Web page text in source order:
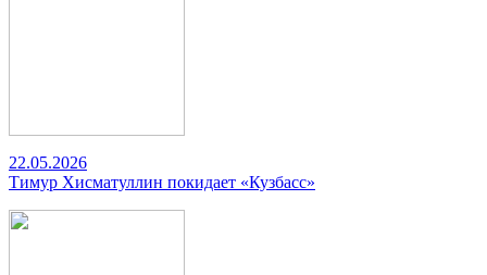
22.05.2026
Тимур Хисматуллин покидает «Кузбасс»